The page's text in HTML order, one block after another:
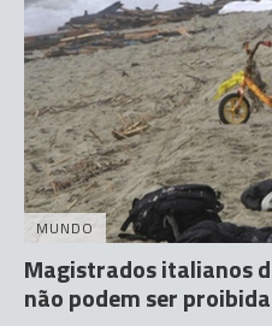
MUNDO
Magistrados italianos
não podem ser